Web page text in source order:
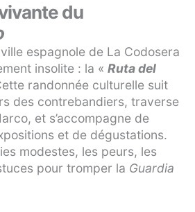
du
espagnole de La Codosera
insolite : la « Ruta del
randonnée culturelle suit
des contrebandiers, traverse
et s’accompagne de
et de dégustations.
modestes, les peurs, les
pour tromper la Guardia